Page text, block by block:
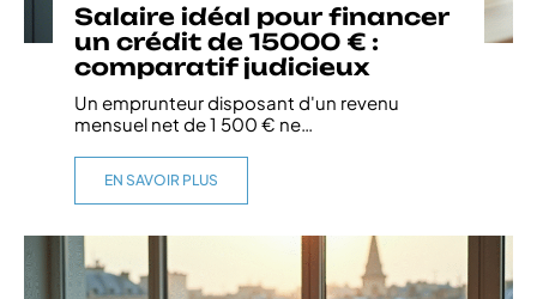
Salaire idéal pour financer
un crédit de 15000 € :
comparatif judicieux
Un emprunteur disposant d'un revenu
mensuel net de 1 500 € ne
EN SAVOIR PLUS